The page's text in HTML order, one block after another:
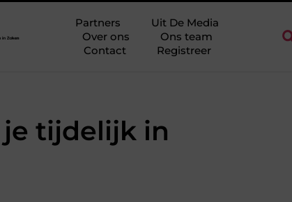
Partners
Uit De Media
Over ons
Ons team
Contact
Registreer
tijdelijk in